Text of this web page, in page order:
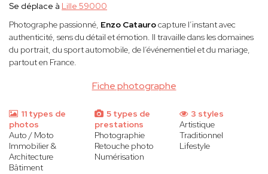
Fiche photographe
Se déplace à Lille 59000
Photographe passionné, Enzo Cataurocapture l’instant avec
authenticité, sens du détail et émotion. Il travaille dans les domaines
du portrait, du sport automobile, de l’événementiel et du mariage,
partout en France.
11 types de
photos
Auto / Moto
Immobilier &
Architecture
Bâtiment
5 types de
prestations
Photographie
Retouche photo
Numérisation
3 styles
Artistique
Traditionnel
Lifestyle